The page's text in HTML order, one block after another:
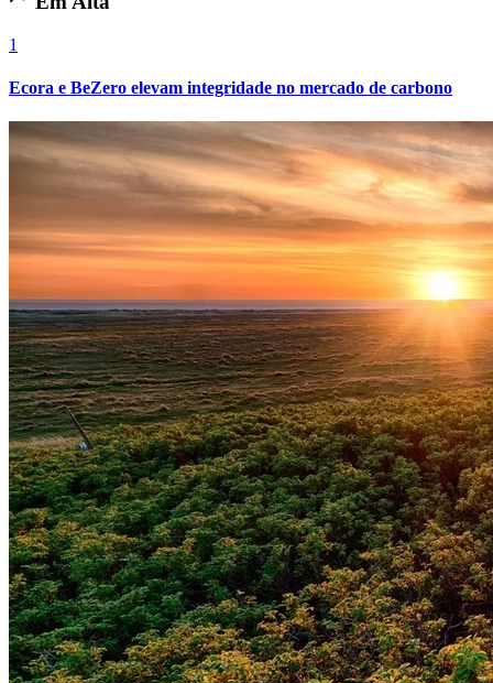
1
Ecora e BeZero elevam integridade no mercado de carbono